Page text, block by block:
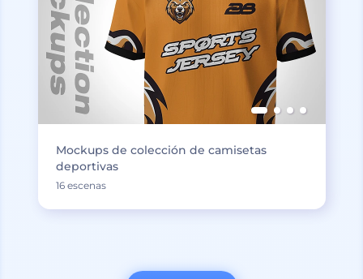
Mockups de colección de camisetas
deportivas
16 escenas